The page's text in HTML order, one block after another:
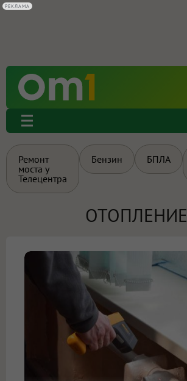
Ремонт
моста у
Телецентра
Бензин БПЛА
ОТОПЛЕНИЕ
РЕКЛАМА